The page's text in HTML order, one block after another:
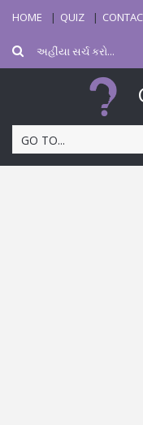
HOME QUIZ
GO TO...